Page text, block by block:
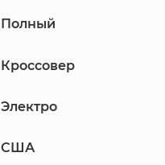
Полный
Кроссовер
Электро
США